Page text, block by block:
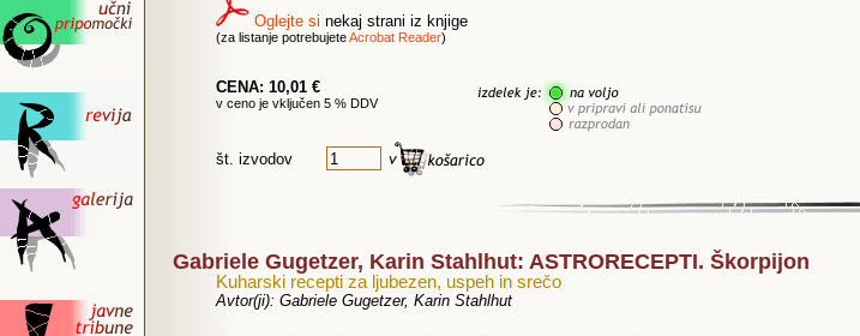
Oglejte si nekaj strani iz knjige
(za listanje potrebujeteAcrobat Reader)
CENA: 10,01 €
v ceno je vključen 5 % DDV
št. izvodov
Gabriele Gugetzer, Karin Stahlhut: ASTRORECEPTI. Škorpijon
Kuharski recepti za ljubezen, uspeh in srečo
Avtor(ji): Gabriele Gugetzer, Karin Stahlhut